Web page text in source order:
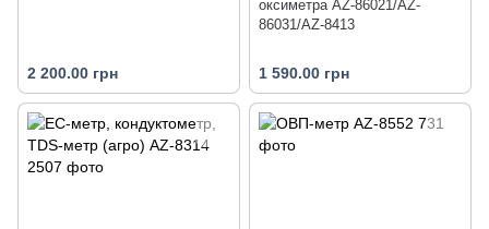
2 200.00 грн
оксиметра AZ-86021/AZ-
86031/AZ-8413
1 590.00 грн